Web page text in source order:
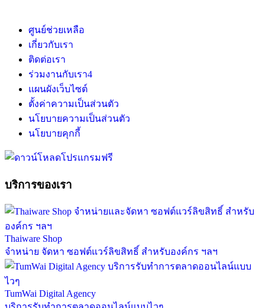
ศูนย์ช่วยเหลือ
เกี่ยวกับเรา
ติดต่อเรา
ร่วมงานกับเรา4
แผนผังเว็บไซต์
ตั้งค่าความเป็นส่วนตัว
นโยบายความเป็นส่วนตัว
นโยบายคุกกี้
บริการของเรา
Thaiware Shop
จำหน่าย จัดหา ซอฟต์แวร์ลิขสิทธิ์ สำหรับองค์กร ฯลฯ
TumWai Digital Agency